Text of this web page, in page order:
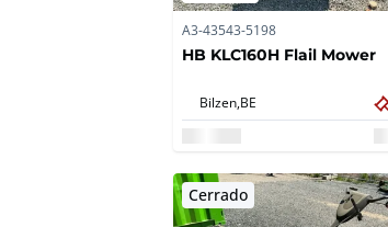
A3-43543-5198
HB KLC160H Flail Mower
Bilzen, BE
Cerrado